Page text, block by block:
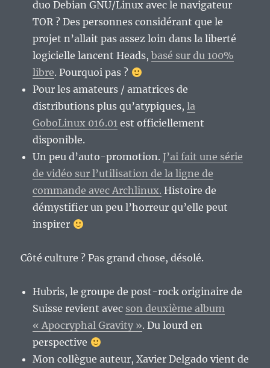
duo Debian GNU/Linux avec le navigateur
TOR ? Des personnes considérant que le
projet n’allait pas assez loin dans la liberté
logicielle lancent Heads,basé sur du 100%
libre. Pourquoi pas ?
Pour les amateurs / amatrices de
distributions plus qu’atypiques,la
GoboLinux 016.01 est officiellement
disponible.
Un peu d’auto-promotion. J’ai fait une série
de vidéo sur l’utilisation de la ligne de
commande avec Archlinux. Histoire de
démystifier un peu l’horreur qu’elle peut
inspirer
Côté culture ? Pas grand chose, désolé.
Hubris, le groupe de post-rock originaire de
Suisse revient avec son deuxième album
« Apocryphal Gravity ». Du lourd en
perspective
Mon collègue auteur, Xavier Delgado vient de